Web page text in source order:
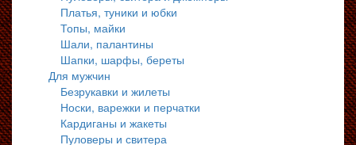
Платья, туники и юбки
Топы, майки
Шали, палантины
Шапки, шарфы, береты
Для мужчин
Безрукавки и жилеты
Носки, варежки и перчатки
Кардиганы и жакеты
Пуловеры и свитера